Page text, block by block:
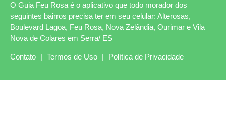
O Guia Feu Rosa é o aplicativo que todo morador dos
seguintes bairros precisa ter em seu celular: Alterosas,
Boulevard Lagoa, Feu Rosa, Nova Zelândia, Ourimar e Vila
Nova de Colares em Serra/ ES
Contato | Termos de Uso | Política de Privacidade